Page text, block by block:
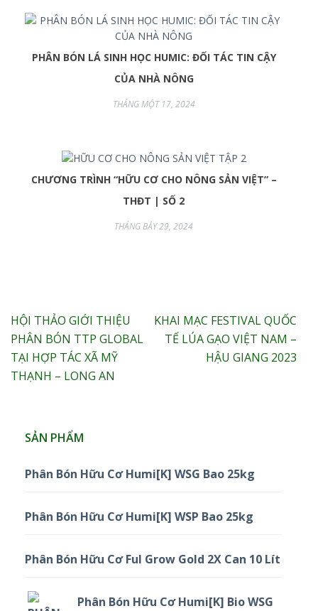
PHÂN BÓN LÁ SINH HỌC HUMIC: ĐỐI TÁC TIN CẬY
CỦA NHÀ NÔNG
THÁNG MỘT 17, 2024
CHƯƠNG TRÌNH “HỮU CƠ CHO NÔNG SẢN VIỆT” –
THĐT | SỐ 2
THÁNG BẢY 29, 2024
Điều
hướng
bài
viết
HỘI THẢO GIỚI THIỆU
PHÂN BÓN TTP GLOBAL
TẠI HỢP TÁC XÃ MỸ
THẠNH – LONG AN
KHAI MẠC FESTIVAL QUỐC
TẾ LÚA GẠO VIỆT NAM –
HẬU GIANG 2023
SẢN PHẨM
Phân Bón Hữu Cơ Humi[K] WSG Bao 25kg
Phân Bón Hữu Cơ Humi[K] WSP Bao 25kg
Phân Bón Hữu Cơ Ful Grow Gold 2X Can 10 Lít
Phân Bón Hữu Cơ Humi[K] Bio WSG